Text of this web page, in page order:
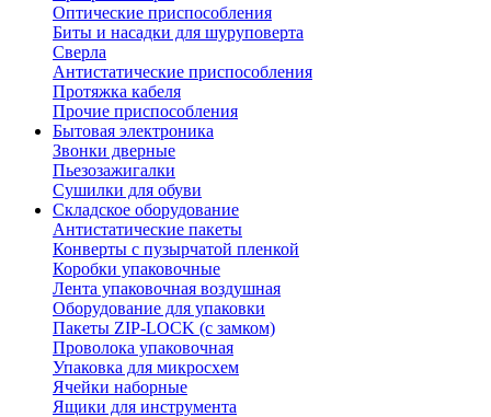
Оптические приспособления
Биты и насадки для шуруповерта
Сверла
Антистатические приспособления
Протяжка кабеля
Прочие приспособления
Бытовая электроника
Звонки дверные
Пьезозажигалки
Сушилки для обуви
Складское оборудование
Антистатические пакеты
Конверты с пузырчатой пленкой
Коробки упаковочные
Лента упаковочная воздушная
Оборудование для упаковки
Пакеты ZIP-LOCK (с замком)
Проволока упаковочная
Упаковка для микросхем
Ячейки наборные
Ящики для инструмента